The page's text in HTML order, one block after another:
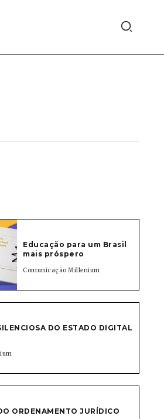
Educação para um Brasil
mais próspero
Comunicação Millenium
DO ESTADO DIGITAL
ORDENAMENTO JURÍDICO